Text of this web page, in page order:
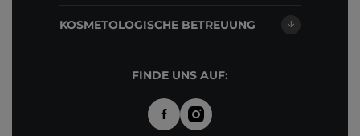
KOSMETOLOGISCHE BETREUUNG
FINDE UNS AUF: